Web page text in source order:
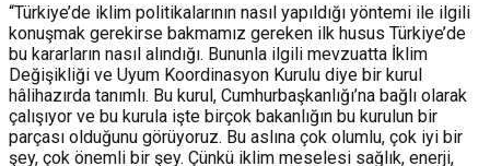
“Türkiye’de iklim politikalarının nasıl yapıldığı yöntemi ile ilgili
konuşmak gerekirse bakmamız gereken ilk husus Türkiye’de
bu kararların nasıl alındığı. Bununla ilgili mevzuatta İklim
Değişikliği ve Uyum Koordinasyon Kurulu diye bir kurul
hâlihazırda tanımlı. Bu kurul, Cumhurbaşkanlığı’na bağlı olarak
çalışıyor ve bu kurula işte birçok bakanlığın bu kurulun bir
parçası olduğunu görüyoruz. Bu aslına çok olumlu, çok iyi bir
şey, çok önemli bir şey. Çünkü iklim meselesi sağlık, enerji,